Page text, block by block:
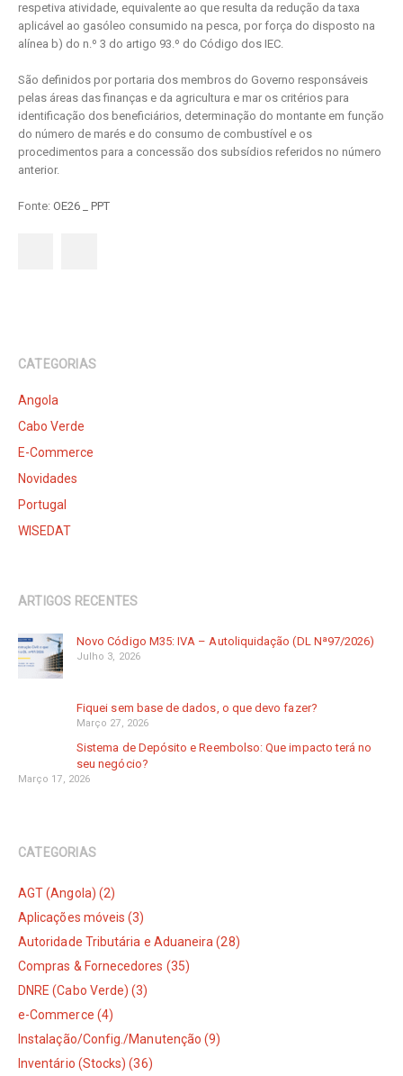
respetiva atividade, equivalente ao que resulta da redução da taxa
aplicável ao gasóleo consumido na pesca, por força do disposto na
alínea b) do n.º 3 do artigo 93.º do Código dos IEC.
São definidos por portaria dos membros do Governo responsáveis
pelas áreas das finanças e da agricultura e mar os critérios para
identificação dos beneficiários, determinação do montante em função
do número de marés e do consumo de combustível e os
procedimentos para a concessão dos subsídios referidos no número
anterior.
Fonte: OE26 _ PPT
CATEGORIAS
Angola
Cabo Verde
E-Commerce
Novidades
Portugal
WISEDAT
ARTIGOS RECENTES
Novo Código M35: IVA – Autoliquidação (DL Nª97/2026)
Julho 3, 2026
Fiquei sem base de dados, o que devo fazer?
Março 27, 2026
Sistema de Depósito e Reembolso: Que impacto terá no
seu negócio?
Março 17, 2026
CATEGORIAS
AGT (Angola) (2)
Aplicações móveis (3)
Autoridade Tributária e Aduaneira (28)
Compras & Fornecedores (35)
DNRE (Cabo Verde) (3)
e-Commerce (4)
Instalação/Config./Manutenção (9)
Inventário (Stocks) (36)